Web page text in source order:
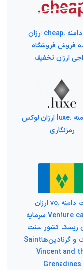
ثبت دامنه .cheap ارزان
فروش فروشگاه
ارزان تخفیف
ثبت دامنه .luxe ارزان لوکس
رمزنگاری
ثبت دامنه .vc ارزان
Venture capital سرمایه
ریسک کشور سنت
وینسنت و گرنادین‌ها Saint
Vincent and
Grenadines